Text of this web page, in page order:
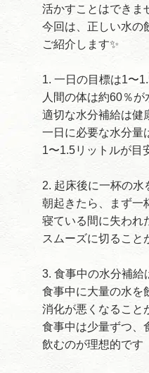
活かすことはできま
今回は、正しい水の
ご紹介します✨
1. 一日の目標は1〜
人間の体は約60％
適切な水分補給は健
一日に必要な水分量
1〜1.5リットルが目
2. 起床後に一杯の水
朝起きたら、まず一
寝ている間に失われ
スムーズに切ること
3. 食事中の水分補給
食事中に大量の水を
消化が悪くなること
食事中は少量ずつ
飲むのが理想的です